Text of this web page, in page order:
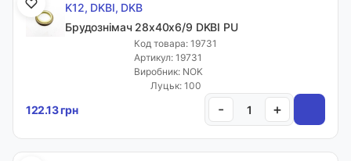
K12, DKBI, DKB
Брудознімач 28х40х6/9 DKBI PU
Код товара: 19731
Артикул: 19731
Виробник: NOK
Луцьк: 100
122.13 грн - +